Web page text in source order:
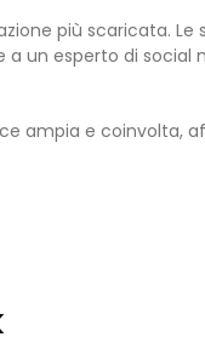
più scaricata.
un esperto di
ampia e coinvolta,